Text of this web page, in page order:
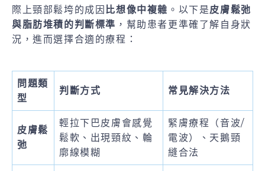
際上頸部鬆垮的成因 比想像中複雜 。以下是皮膚鬆弛
與脂肪堆積的判斷標準 ，幫助患者更準確了解自身狀
況，進而選擇合適的療程：
問題類
型
判斷方式 常見解決方法
皮膚鬆
弛
輕拉下巴皮膚會感覺
鬆軟、出現頸紋、輪
廓線模糊
緊膚療程（音波/
電波）、天鵝頸
縫合法